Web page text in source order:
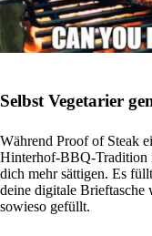
Selbst Vegetarier
Während Proof of Steak
Hinterhof-BBQ-Tradition
dich mehr sättigen. Es
deine digitale
sowieso gefüllt.